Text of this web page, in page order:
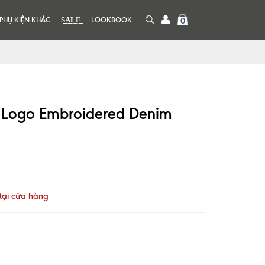
PHỤ KIỆN KHÁC S͟A͟L͟E͟ LOOKBOOK 0
Embroidered Denim
cửa hàng